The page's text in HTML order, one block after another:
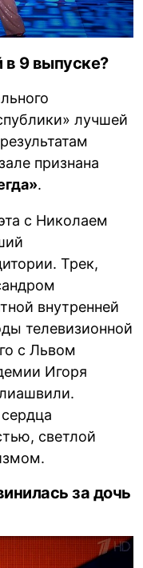
в 9 выпуске?
лучшей
признана
.
с Николаем
Трек,
внутренней
телевизионной
с Львом
Игоря
светлой
за дочь